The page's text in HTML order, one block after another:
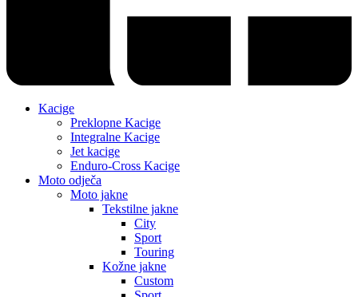
Kacige
Preklopne Kacige
Integralne Kacige
Jet kacige
Enduro-Cross Kacige
Moto odječa
Moto jakne
Tekstilne jakne
City
Sport
Touring
Kožne jakne
Custom